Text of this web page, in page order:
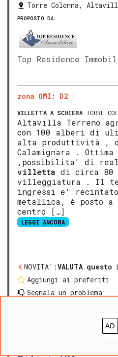
Torre Colonna,
PROPOSTO DA:
Top Residence
zona OMI: D2
VILLETTA A SCHIERA TORRE
Altavilla Terreno
con 100 alberi di
alta produttività ,
Calamignara . Ottima
,possibilita' di
villetta di circa 80
villeggiatura . Il
ingressi e'
metallica, è posto a
centro […]
LEGGI ANCORA
NOVITA':VALUTA questo
Aggiungi ai preferiti
Segnala un problema